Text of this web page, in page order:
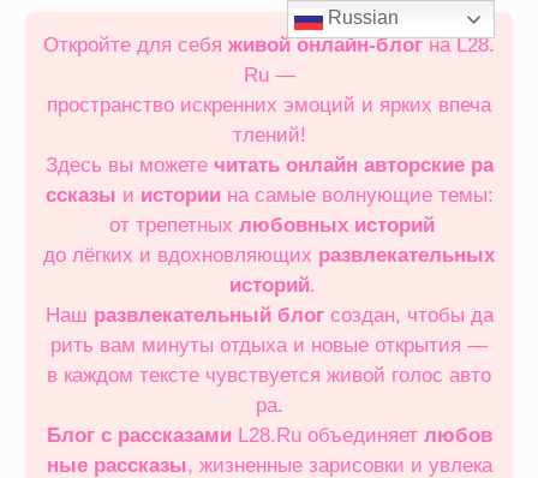
Откройте для себя живой онлайн‑блогна L28.
Ru —
пространство искренних эмоций и ярких впеча
тлений!
Здесь вы можете читать онлайн авторские ра
ссказы и историина самые волнующие темы:
от трепетных любовных историй
до лёгких и вдохновляющих развлекательных
историй.
Наш развлекательный блогсоздан, чтобы да
рить вам минуты отдыха и новые открытия —
в каждом тексте чувствуется живой голос авто
ра.
Блог с рассказамиL28.Ru объединяет любов
ные рассказы, жизненные зарисовки и увлека
Russian